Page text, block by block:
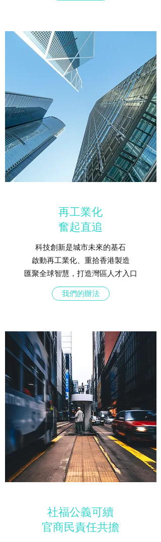
再工業化
奮起直追
科技創新是城市未來的基石
啟動再工業化、重拾香港製造
匯聚全球智慧，打造灣區人才入口
我們的辦法
社福公義可續
官商民責任共擔